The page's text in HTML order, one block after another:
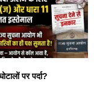
पर पर्दा?